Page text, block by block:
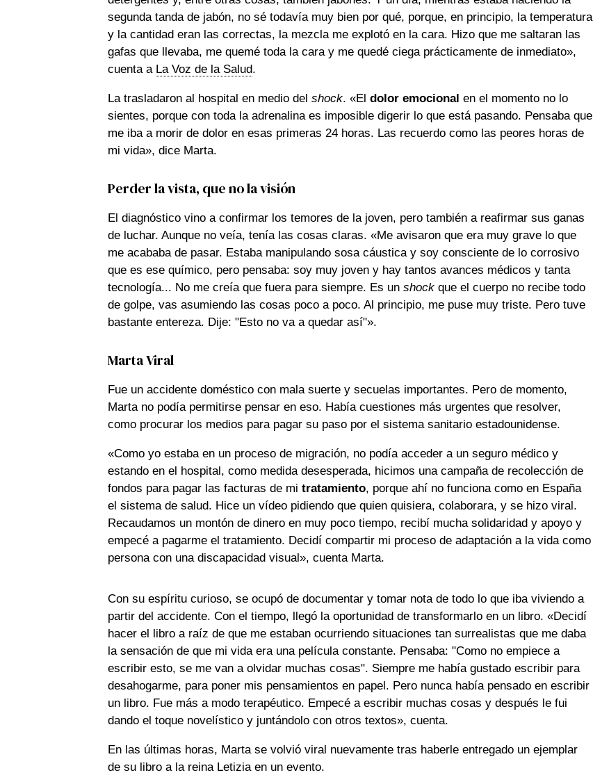
segunda tanda de jabón, no sé todavía muy bien por qué, porque, en principio, la temperatura
y la cantidad eran las correctas, la mezcla me explotó en la cara. Hizo que me saltaran las
gafas que llevaba, me quemé toda la cara y me quedé ciega prácticamente de inmediato»,
cuenta a La Voz de la Salud.
La trasladaron al hospital en medio del shock. «El dolor emocional en el momento no lo
sientes, porque con toda la adrenalina es imposible digerir lo que está pasando. Pensaba que
me iba a morir de dolor en esas primeras 24 horas. Las recuerdo como las peores horas de
mi vida», dice Marta.
Perder la vista, que no la visión
El diagnóstico vino a confirmar los temores de la joven, pero también a reafirmar sus ganas
de luchar. Aunque no veía, tenía las cosas claras. «Me avisaron que era muy grave lo que
me acababa de pasar. Estaba manipulando sosa cáustica y soy consciente de lo corrosivo
que es ese químico, pero pensaba: soy muy joven y hay tantos avances médicos y tanta
tecnología... No me creía que fuera para siempre. Es un shockque el cuerpo no recibe todo
de golpe, vas asumiendo las cosas poco a poco. Al principio, me puse muy triste. Pero tuve
bastante entereza. Dije: "Esto no va a quedar así"».
Marta Viral
Fue un accidente doméstico con mala suerte y secuelas importantes. Pero de momento,
Marta no podía permitirse pensar en eso. Había cuestiones más urgentes que resolver,
como procurar los medios para pagar su paso por el sistema sanitario estadounidense.
«Como yo estaba en un proceso de migración, no podía acceder a un seguro médico y
estando en el hospital, como medida desesperada, hicimos una campaña de recolección de
fondos para pagar las facturas de mi tratamiento, porque ahí no funciona como en España
el sistema de salud. Hice un vídeo pidiendo que quien quisiera, colaborara, y se hizo viral.
Recaudamos un montón de dinero en muy poco tiempo, recibí mucha solidaridad y apoyo y
empecé a pagarme el tratamiento. Decidí compartir mi proceso de adaptación a la vida como
persona con una discapacidad visual», cuenta Marta.
Con su espíritu curioso, se ocupó de documentar y tomar nota de todo lo que iba viviendo a
partir del accidente. Con el tiempo, llegó la oportunidad de transformarlo en un libro. «Decidí
hacer el libro a raíz de que me estaban ocurriendo situaciones tan surrealistas que me daba
la sensación de que mi vida era una película constante. Pensaba: "Como no empiece a
escribir esto, se me van a olvidar muchas cosas". Siempre me había gustado escribir para
desahogarme, para poner mis pensamientos en papel. Pero nunca había pensado en escribir
un libro. Fue más a modo terapéutico. Empecé a escribir muchas cosas y después le fui
dando el toque novelístico y juntándolo con otros textos», cuenta.
En las últimas horas, Marta se volvió viral nuevamente tras haberle entregado un ejemplar
de su libro a la reina Letizia en un evento.